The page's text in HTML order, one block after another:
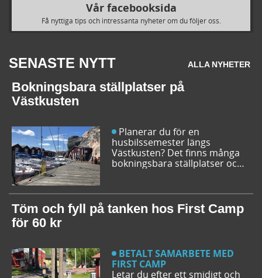
Vår facebooksida
Få nyttiga tips och intressanta nyheter om du följer oss.
SENASTE NYTT ALLA NYHETER
Bokningsbara ställplatser på
Västkusten
husbilssemester längs
Västkusten? Det finns många
bokningsbara ställplatser och
campingturen. Vi ger dig några
bra förslag på ställplatser och
husbilsplatser så att du kan
Töm och fyll på tanken hos First Camp
för 60 kr
BETALT SAMARBETE MED
FIRST CAMP
Letar du efter ett smidigt och